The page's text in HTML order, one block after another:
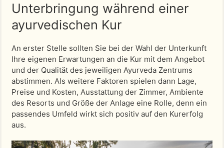
Unterbringung während einer
ayurvedischen Kur
An erster Stelle sollten Sie bei der Wahl der Unterkunft
Ihre eigenen Erwartungen an die Kur mit dem Angebot
und der Qualität des jeweiligen Ayurveda Zentrums
abstimmen. Als weitere Faktoren spielen dann Lage,
Preise und Kosten, Ausstattung der Zimmer, Ambiente
des Resorts und Größe der Anlage eine Rolle, denn ein
passendes Umfeld wirkt sich positiv auf den Kurerfolg
aus.